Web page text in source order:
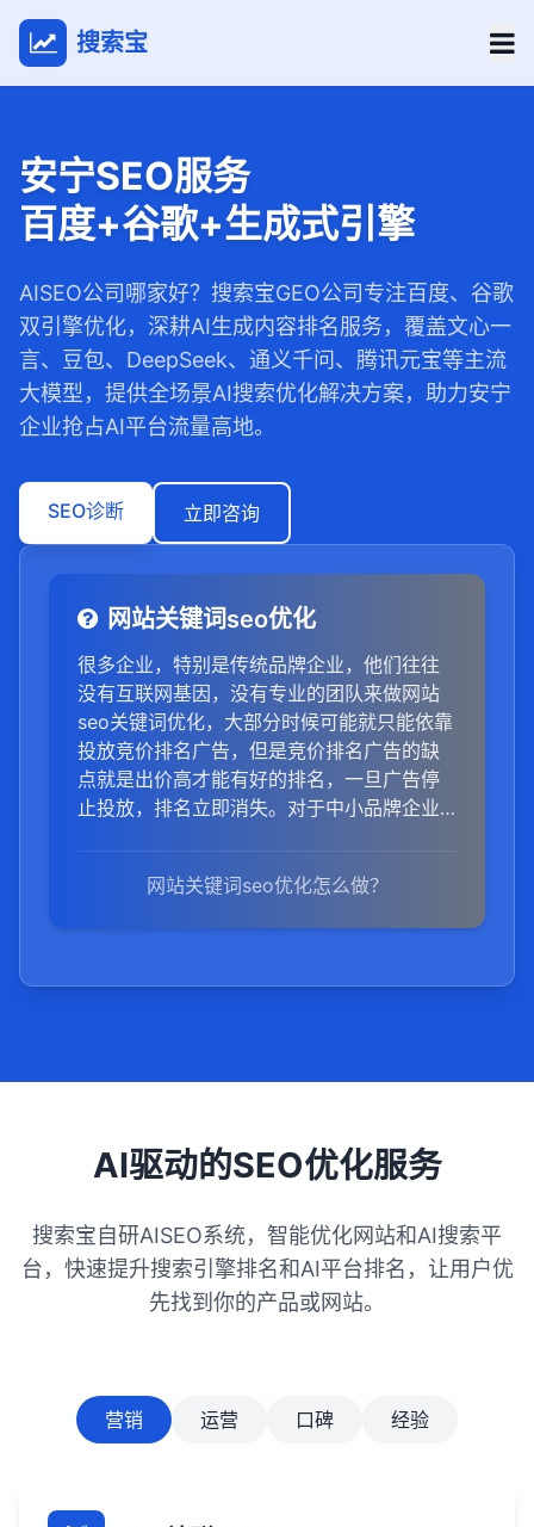
搜索宝
安宁SEO服务
百度+谷歌+生成式引擎
AISEO公司哪家好？搜索宝GEO公司专注百度、谷歌
双引擎优化，深耕AI生成内容排名服务，覆盖文心一
言、豆包、DeepSeek、通义千问、腾讯元宝等主流
大模型，提供全场景AI搜索优化解决方案，助力安宁
企业抢占AI平台流量高地。
SEO诊断 立即咨询
网站关键词seo优化
很多企业，特别是传统品牌企业，他们往往
没有互联网基因，没有专业的团队来做网站
seo关键词优化，大部分时候可能就只能依靠
投放竞价排名广告，但是竞价排名广告的缺
点就是出价高才能有好的排名，一旦广告停
止投放，排名立即消失。对于中小品牌企业
中小企业可以同步做seo关键词优化工作，而
不单单依赖于竞价排名。那么网站关键词seo
用户搜索习惯，选择与你网站内容高度相关
备。提供有价值的内容和优质服务，提高用
户满意度。4,内外链建设：通过内部链接引导
高质量网站建立合作关系，获取外部链接，
提高网站权威性。
网站关键词seo优化怎么做？
AI驱动的SEO优化服务
搜索宝自研AISEO系统，智能优化网站和AI搜索平
台，快速提升搜索引擎排名和AI平台排名，让用户优
先找到你的产品或网站。
营销 运营 口碑 经验